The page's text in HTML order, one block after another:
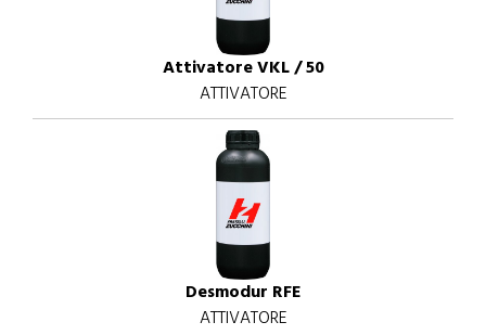
Attivatore VKL / 50
ATTIVATORE
Desmodur RFE
ATTIVATORE